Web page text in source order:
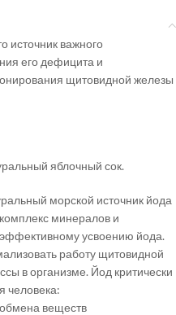
источник важного
его дефицита и
щитовидной железы
яблочный сок.
морской источник йода
минералов и
усвоению йода.
работу щитовидной
в организме. Йод критически
человека:
веществ